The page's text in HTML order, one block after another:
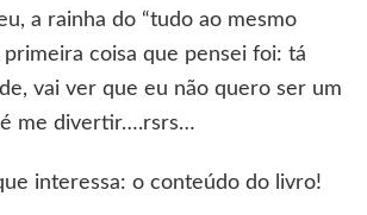
a rainha do “tudo ao mesmo
primeira coisa que pensei foi: tá
vai ver que eu não quero ser um
me divertir….rsrs…
interessa: o conteúdo do livro!